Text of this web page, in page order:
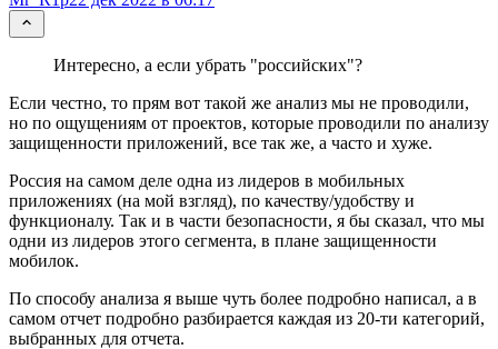
Интересно, а если убрать "российских"?
Если честно, то прям вот такой же анализ мы не проводили,
но по ощущениям от проектов, которые проводили по анализу
защищенности приложений, все так же, а часто и хуже.
Россия на самом деле одна из лидеров в мобильных
приложениях (на мой взгляд), по качеству/удобству и
функционалу. Так и в части безопасности, я бы сказал, что мы
одни из лидеров этого сегмента, в плане защищенности
мобилок.
По способу анализа я выше чуть более подробно написал, а в
самом отчет подробно разбирается каждая из 20-ти категорий,
выбранных для отчета.